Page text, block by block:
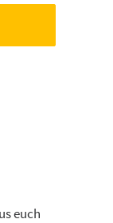
euch